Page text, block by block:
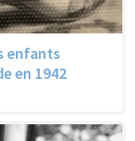
enfants
en 1942